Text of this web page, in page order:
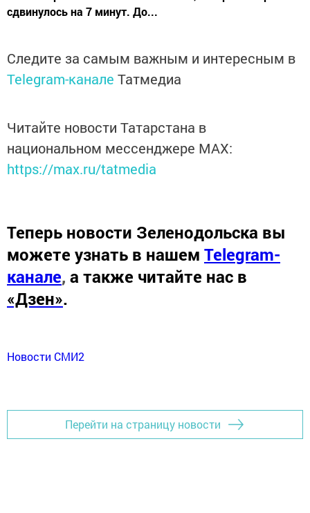
сдвинулось на 7 минут. До...
Следите за самым важным и интересным в
Telegram-канале Татмедиа
Читайте новости Татарстана в
национальном мессенджере MАХ:
https://max.ru/tatmedia
Теперь новости Зеленодольска вы
можете узнать в нашем Telegram-
канале, а также читайте нас в
«Дзен».
Новости СМИ2
Перейти на страницу новости